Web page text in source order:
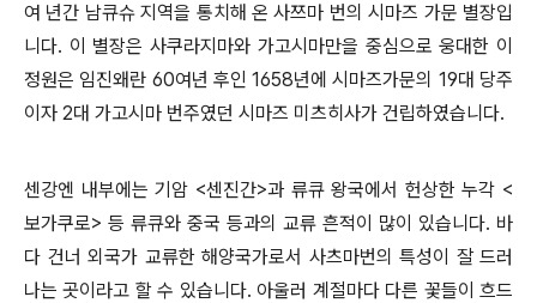
여 년간 남큐슈 지역을 통치해 온 사쯔마 번의 시마즈 가문 별장입
니다. 이 별장은 사쿠라지마와 가고시마만을 중심으로 웅대한 이
정원은 임진왜란 60여년 후인 1658년에 시마즈가문의 19대 당주
이자 2대 가고시마 번주였던 시마즈 미츠히사가 건립하였습니다.
센강엔 내부에는 기암 <센진간>과 류큐 왕국에서 헌상한 누각 <
보가쿠로> 등 류큐와 중국 등과의 교류 흔적이 많이 있습니다. 바
다 건너 외국가 교류한 해양국가로서 사츠마번의 특성이 잘 드러
나는 곳이라고 할 수 있습니다. 아울러 계절마다 다른 꽃들이 흐드